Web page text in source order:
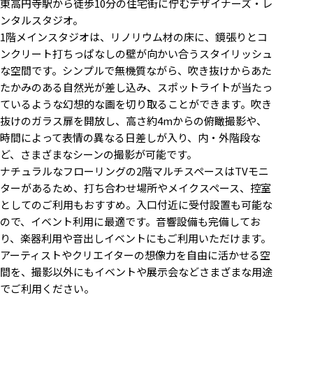
掲載のお問い合わせ
プライバシーポリシー
東高円寺駅から徒歩10分の住宅街に佇むデザイナーズ・レ
ンタルスタジオ。
1階メインスタジオは、リノリウム材の床に、鏡張りとコ
ンクリート打ちっぱなしの壁が向かい合うスタイリッシュ
な空間です。シンプルで無機質ながら、吹き抜けからあた
たかみのある自然光が差し込み、スポットライトが当たっ
ているような幻想的な画を切り取ることができます。吹き
抜けのガラス扉を開放し、高さ約4mからの俯瞰撮影や、
時間によって表情の異なる日差しが入り、内・外階段な
ど、さまざまなシーンの撮影が可能です。
ナチュラルなフローリングの2階マルチスペースはTVモニ
ターがあるため、打ち合わせ場所やメイクスペース、控室
としてのご利用もおすすめ。入口付近に受付設置も可能な
ので、イベント利用に最適です。音響設備も完備してお
り、楽器利用や音出しイベントにもご利用いただけます。
アーティストやクリエイターの想像力を自由に活かせる空
間を、撮影以外にもイベントや展示会などさまざまな用途
でご利用ください。